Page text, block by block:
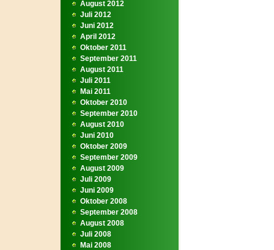
August 2012
Juli 2012
Juni 2012
April 2012
Oktober 2011
September 2011
August 2011
Juli 2011
Mai 2011
Oktober 2010
September 2010
August 2010
Juni 2010
Oktober 2009
September 2009
August 2009
Juli 2009
Juni 2009
Oktober 2008
September 2008
August 2008
Juli 2008
Mai 2008